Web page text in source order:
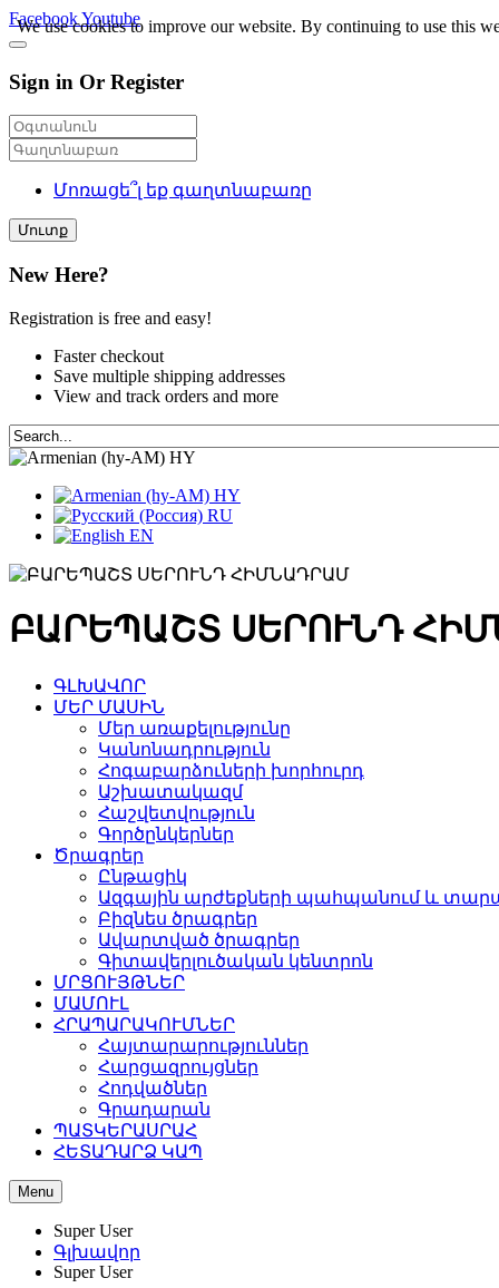
FacebookYoutube
Sign in Or Register
Մոռացե՞լ եք գաղտնաբառը
Մուտք
New Here?
Registration is free and easy!
Faster checkout
Save multiple shipping addresses
View and track orders and more
HY
HY
RU
EN
ԲԱՐԵՊԱՇՏ ՍԵՐՈՒՆԴ
ԳԼԽԱՎՈՐ
ՄԵՐ ՄԱՍԻՆ
Մեր առաքելությունը
Կանոնադրություն
Հոգաբարձուների խորհուրդ
Աշխատակազմ
Հաշվետվություն
Գործընկերներ
Ծրագրեր
Ընթացիկ
Ազգային արժեքների պահպանում և
Բիզնես ծրագրեր
Ավարտված ծրագրեր
Գիտավերլուծական կենտրոն
ՄՐՑՈՒՅԹՆԵՐ
ՄԱՄՈՒԼ
ՀՐԱՊԱՐԱԿՈՒՄՆԵՐ
Հայտարարություններ
Հարցազրույցներ
Հոդվածներ
Գրադարան
ՊԱՏԿԵՐԱՍՐԱՀ
ՀԵՏԱԴԱՐՁ ԿԱՊ
Menu
Super User
Գլխավոր
Super User
We use cookies to improve our website. By continuing to use this